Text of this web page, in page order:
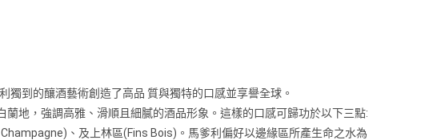
到的釀酒藝術創造了高品 質與獨特的口感並享譽全球。
地，強調高雅、滑順且細膩的酒品形象。這樣的口感可歸功於以下三點:
、及上林區(Fins Bois)。馬爹利偏好以邊緣區所產生命之水為